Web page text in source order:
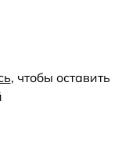
, чтобы оставить